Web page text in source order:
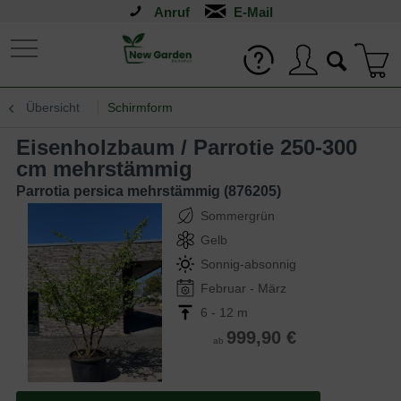
Anruf
Übersicht Schirmform
Eisenholzbaum / Parrotie 250-300
cm mehrstämmig
Parrotia persica mehrstämmig (876205)
Sommergrün
Gelb
Sonnig-absonnig
Februar - März
6 - 12 m
ab 999,90 €